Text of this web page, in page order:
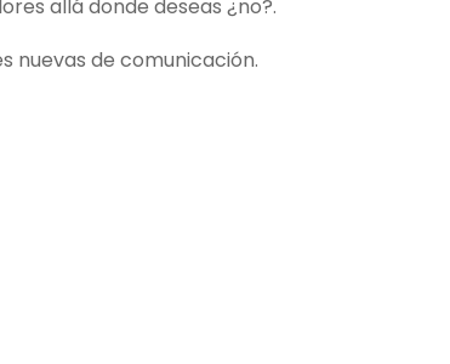
allá donde deseas ¿no?.
nuevas de comunicación.